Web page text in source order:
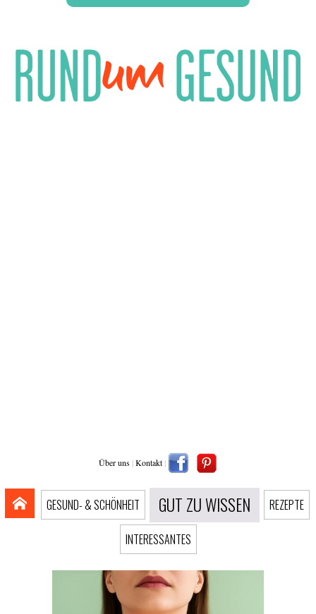
Über uns |Kontakt |
GESUND- & SCHÖNHEIT GUT ZU WISSEN REZEPTE
INTERESSANTES